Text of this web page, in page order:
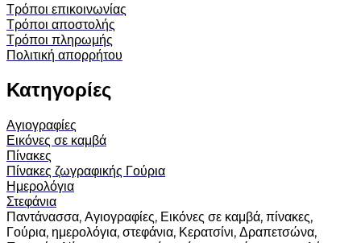
Τρόποι επικοινωνίας
Τρόποι αποστολής
Τρόποι πληρωμής
Πολιτική απορρήτου
Κατηγορίες
Αγιογραφίες
Εικόνες σε καμβά
Πίνακες
Πίνακες ζωγραφικής Γούρια
Ημερολόγια
Στεφάνια
Παντάνασσα, Αγιογραφίες, Εικόνες σε καμβά, πίνακες,
Γούρια, ημερολόγια, στεφάνια, Κερατσίνι, Δραπετσώνα,